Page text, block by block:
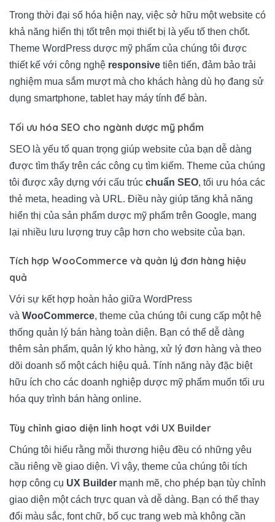
Trong thời đại số hóa hiện nay, việc sở hữu một website có
khả năng hiển thị tốt trên mọi thiết bị là yếu tố then chốt.
Theme WordPress dược mỹ phẩm của chúng tôi được
thiết kế với công nghệ responsive tiên tiến, đảm bảo trải
nghiệm mua sắm mượt mà cho khách hàng dù họ đang sử
dụng smartphone, tablet hay máy tính để bàn.
Tối ưu hóa SEO cho ngành dược mỹ phẩm
SEO là yếu tố quan trọng giúp website của bạn dễ dàng
được tìm thấy trên các công cụ tìm kiếm. Theme của chúng
tôi được xây dựng với cấu trúc chuẩn SEO, tối ưu hóa các
thẻ meta, heading và URL. Điều này giúp tăng khả năng
hiển thị của sản phẩm dược mỹ phẩm trên Google, mang
lại nhiều lưu lượng truy cập hơn cho website của bạn.
Tích hợp WooCommerce và quản lý đơn hàng hiệu
quả
Với sự kết hợp hoàn hảo giữa WordPress
và WooCommerce, theme của chúng tôi cung cấp một hệ
thống quản lý bán hàng toàn diện. Bạn có thể dễ dàng
thêm sản phẩm, quản lý kho hàng, xử lý đơn hàng và theo
dõi doanh số một cách hiệu quả. Tính năng này đặc biệt
hữu ích cho các doanh nghiệp dược mỹ phẩm muốn tối ưu
hóa quy trình bán hàng online.
Tùy chỉnh giao diện linh hoạt với UX Builder
Chúng tôi hiểu rằng mỗi thương hiệu đều có những yêu
cầu riêng về giao diện. Vì vậy, theme của chúng tôi tích
hợp công cụ UX Builder mạnh mẽ, cho phép bạn tùy chỉnh
giao diện một cách trực quan và dễ dàng. Bạn có thể thay
đổi màu sắc, font chữ, bố cục trang web mà không cần